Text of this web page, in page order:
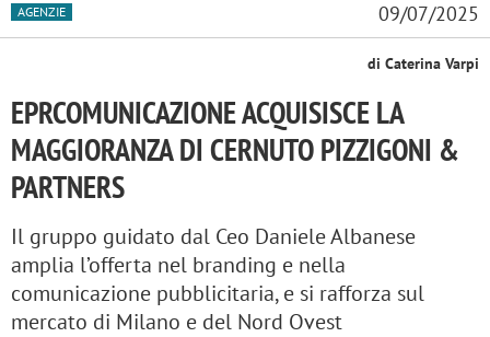
AGENZIE 09/07/2025
di Caterina Varpi
EPRCOMUNICAZIONE ACQUISISCE LA
MAGGIORANZA DI CERNUTO PIZZIGONI &
PARTNERS
Il gruppo guidato dal Ceo Daniele Albanese
amplia l’offerta nel branding e nella
comunicazione pubblicitaria, e si rafforza sul
mercato di Milano e del Nord Ovest